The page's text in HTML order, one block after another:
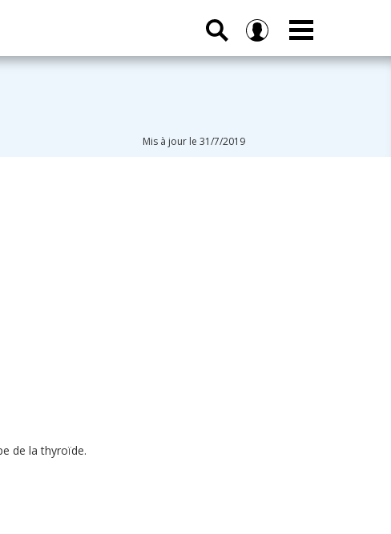
Mis à jour le 31/7/2019
de la thyroïde.